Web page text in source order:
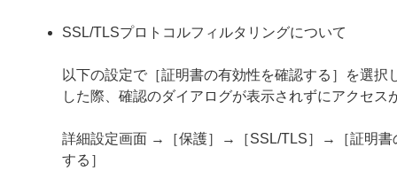
SSL/TLSプロトコルフィルタリングについて
以下の設定で［証明書の有効性を確認する］を選
した際、確認のダイアログが表示されずにアクセス
詳細設定画面 →［保護］→［SSL/TLS］→［証明書
する］